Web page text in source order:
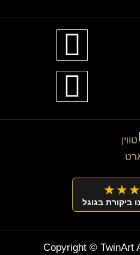
ביקורת בגוגל
Copyright © TwinArt